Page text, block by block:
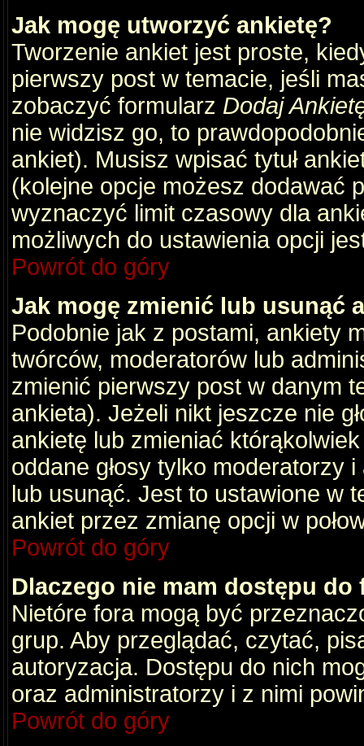
Jak mogę utworzyć ankietę?
Tworzenie ankiet jest proste,
pierwszy post w temacie, jeśli
zobaczyć formularz Dodaj
nie widzisz go, to
ankiet). Musisz wpisać tytuł
(kolejne opcje możesz dodawać
wyznaczyć limit czasowy dla
możliwych do ustawienia opcji
Powrót do góry
Jak mogę zmienić lub usunąć
Podobnie jak z postami, ankiety
twórców, moderatorów lub
zmienić pierwszy post w danym
ankieta). Jeżeli nikt jeszcze nie
ankietę lub zmieniać
oddane głosy tylko moderatorzy
lub usunąć. Jest to ustawione w
ankiet przez zmianę opcji w
Powrót do góry
Dlaczego nie mam dostępu do
Nietóre fora mogą być
grup. Aby przeglądać, czytać,
autoryzacja. Dostępu do nich
oraz administratorzy i z nimi
Powrót do góry